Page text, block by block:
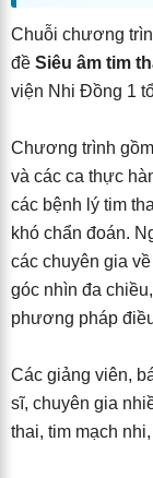
Chuỗi chương
đề Siêu âm tim
viện Nhi Đồng 1
Chương trình
và các ca thực
các bệnh lý tim
khó chẩn đoán.
các chuyên gia
góc nhìn đa
phương pháp
Các giảng viên,
sĩ, chuyên gia
thai, tim mạch